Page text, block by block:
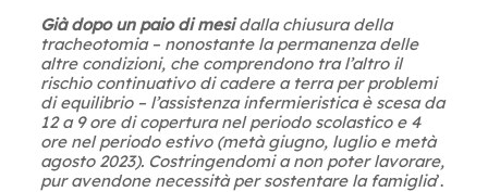
Già dopo un paio di mesidalla chiusura della
tracheotomia – nonostante la permanenza delle
altre condizioni, che comprendono tra l’altro il
rischio continuativo di cadere a terra per problemi
di equilibrio – l’assistenza infermieristica è scesa da
12 a 9 ore di copertura nel periodo scolastico e 4
ore nel periodo estivo (metà giugno, luglio e metà
agosto 2023). Costringendomi a non poter lavorare,
pur avendone necessità per sostentare la famiglia’.